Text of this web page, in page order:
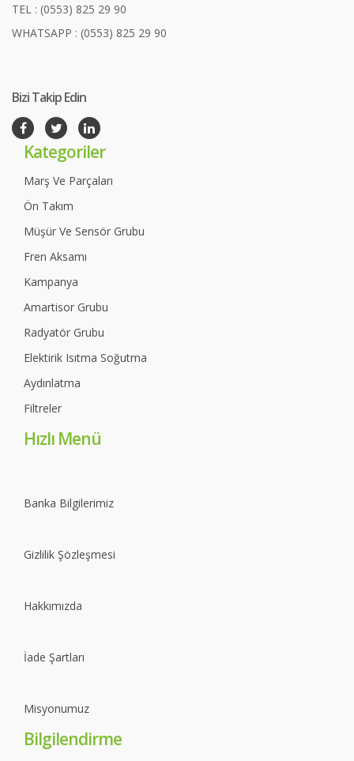
TEL : (0553) 825 29 90
WHATSAPP : (0553) 825 29 90
Bizi Takip Edin
Kategoriler
Marş Ve Parçaları
Ön Takım
Müşür Ve Sensör Grubu
Fren Aksamı
Kampanya
Amartisor Grubu
Radyatör Grubu
Elektirik Isıtma Soğutma
Aydınlatma
Filtreler
Hızlı Menü
Banka Bilgilerimiz
Gizlilik Şözleşmesi
Hakkımızda
İade Şartları
Misyonumuz
Bilgilendirme